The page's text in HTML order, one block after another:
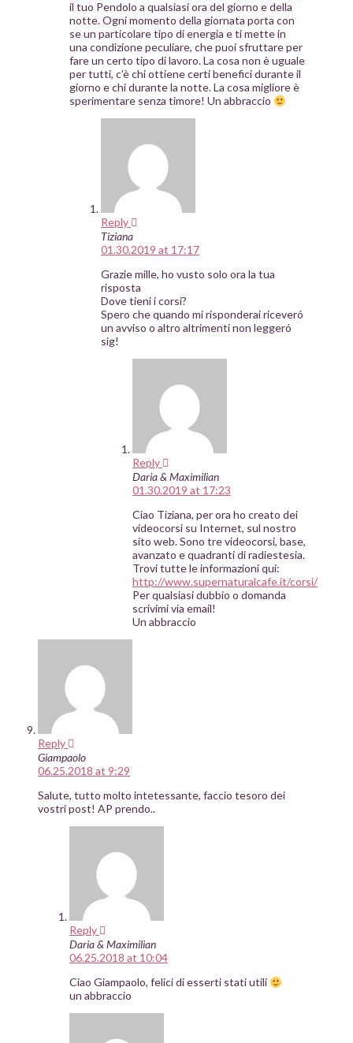
il tuo Pendolo a qualsiasi ora del giorno e della
notte. Ogni momento della giornata porta con
se un particolare tipo di energia e ti mette in
una condizione peculiare, che puoi sfruttare per
fare un certo tipo di lavoro. La cosa non è uguale
per tutti, c’è chi ottiene certi benefici durante il
giorno e chi durante la notte. La cosa migliore è
sperimentare senza timore! Un abbraccio
Reply
Tiziana
01.30.2019 at 17:17
Grazie mille, ho vusto solo ora la tua
risposta
Dove tieni i corsi?
Spero che quando mi risponderai riceveró
un avviso o altro altrimenti non leggeró
sig!
Reply
Daria & Maximilian
01.30.2019 at 17:23
Ciao Tiziana, per ora ho creato dei
videocorsi su Internet, sul nostro
sito web. Sono tre videocorsi, base,
avanzato e quadranti di radiestesia.
Trovi tutte le informazioni qui:
http://www.supernaturalcafe.it/corsi/
Per qualsiasi dubbio o domanda
scrivimi via email!
Un abbraccio
Reply
Giampaolo
06.25.2018 at 9:29
Salute, tutto molto intetessante, faccio tesoro dei
vostri post! AP prendo..
Reply
Daria & Maximilian
06.25.2018 at 10:04
Ciao Giampaolo, felici di esserti stati utili
un abbraccio